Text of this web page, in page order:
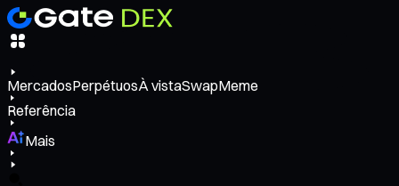
MercadosPerpétuosÀ vistaSwapMeme
Referência
Mais